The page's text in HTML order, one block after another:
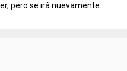
pero se irá nuevamente.